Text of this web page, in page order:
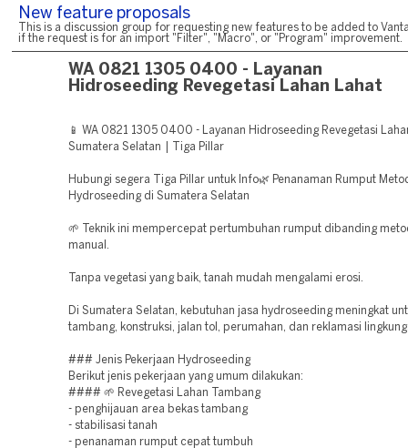
New feature proposals
This is a discussion group for requesting new features to be added to
if the request is for an import "Filter", "Macro", or "Program" improvement.
WA 0821 1305 0400 - Layanan
Hidroseeding Revegetasi Lahan Lahat
📱 WA 0821 1305 0400 - Layanan Hidroseeding Revegetasi
Sumatera Selatan | Tiga Pillar
Hubungi segera Tiga Pillar untuk Info🌿 Penanaman Rumput
Hydroseeding di Sumatera Selatan
🌱 Teknik ini mempercepat pertumbuhan rumput dibanding
manual.
Tanpa vegetasi yang baik, tanah mudah mengalami erosi.
Di Sumatera Selatan, kebutuhan jasa hydroseeding meningkat
tambang, konstruksi, jalan tol, perumahan, dan reklamasi
### Jenis Pekerjaan Hydroseeding
Berikut jenis pekerjaan yang umum dilakukan:
#### 🌱 Revegetasi Lahan Tambang
- penghijauan area bekas tambang
- stabilisasi tanah
- penanaman rumput cepat tumbuh